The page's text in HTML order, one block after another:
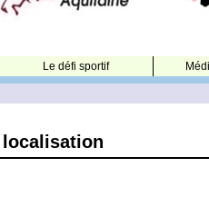
Le défi sportif
localisation